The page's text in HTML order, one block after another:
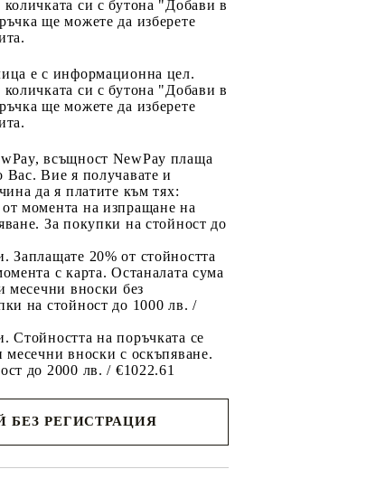
си с бутона "Добави в
ще можете да изберете
е с информационна цел.
си с бутона "Добави в
ще можете да изберете
всъщност NewPay плаща
Вас. Вие я получавате и
да я платите към тях:
момента на изпращане на
За покупки на стойност до
Заплащате 20% от стойността
с карта. Останалата сума
месечни вноски без
на стойност до 1000 лв. /
Стойността на поръчката се
месечни вноски с оскъпяване.
до 2000 лв. / €1022.61
БЕЗ РЕГИСТРАЦИЯ